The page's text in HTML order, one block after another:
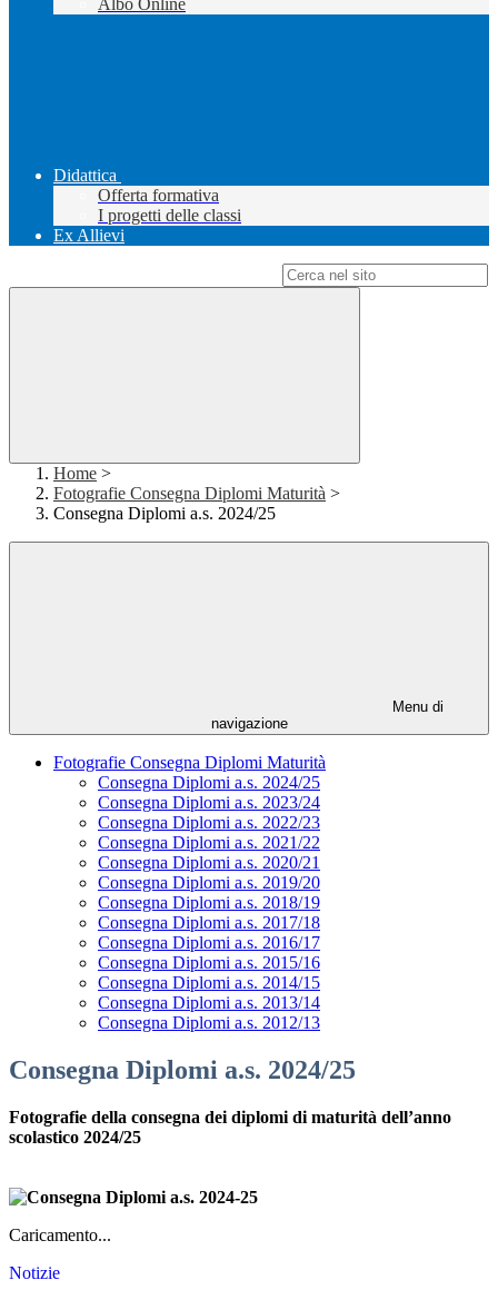
Albo Online
Didattica
Offerta formativa
I progetti delle classi
Ex Allievi
Home >
Fotografie Consegna Diplomi Maturità >
Consegna Diplomi a.s. 2024/25
Menu di
navigazione
Fotografie Consegna Diplomi Maturità
Consegna Diplomi a.s. 2024/25
Consegna Diplomi a.s. 2023/24
Consegna Diplomi a.s. 2022/23
Consegna Diplomi a.s. 2021/22
Consegna Diplomi a.s. 2020/21
Consegna Diplomi a.s. 2019/20
Consegna Diplomi a.s. 2018/19
Consegna Diplomi a.s. 2017/18
Consegna Diplomi a.s. 2016/17
Consegna Diplomi a.s. 2015/16
Consegna Diplomi a.s. 2014/15
Consegna Diplomi a.s. 2013/14
Consegna Diplomi a.s. 2012/13
Consegna Diplomi a.s. 2024/25
Fotografie della consegna dei diplomi di maturità dell’anno
scolastico 2024/25
Caricamento...
Notizie